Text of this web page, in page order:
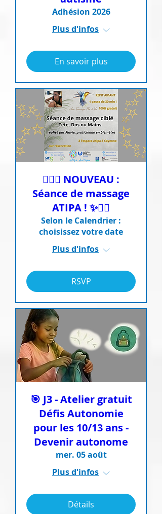
Adhésion 2026
Plus d'infos
En savoir plus
💆‍♀️✨ NOUVEAU :
Séance de massage
ATIPA ! ✨💆‍♂️
Selon le Calendrier :
choisissez votre date
Plus d'infos
RSVP
🎯 J3 - Atelier gratuit
Défis Autonomie
pour les 10/13 ans -
Devenir autonome
mer. 05 août
Plus d'infos
Détails